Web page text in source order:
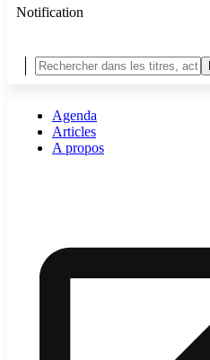
Notification
Agenda
Articles
A propos